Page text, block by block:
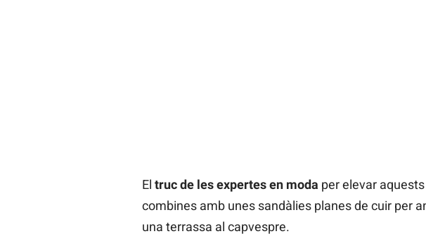
El truc de les expertes en moda per elevar
combines amb unes sandàlies planes de cuir per
una terrassa al capvespre.